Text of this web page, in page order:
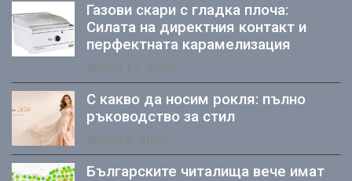
Газови скари с гладка плоча:
Силата на директния контакт и
перфектната карамелизация
април 17, 2026
С какво да носим рокля: пълно
ръководство за стил
април 8, 2026
Българските читалища вече имат